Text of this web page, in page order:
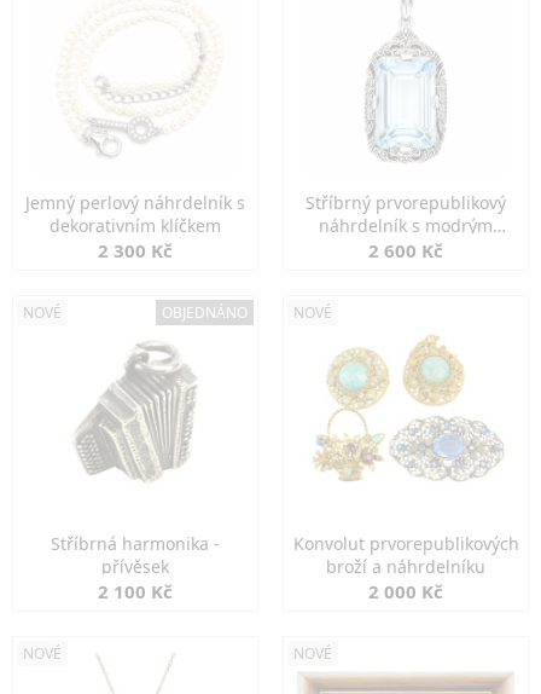
Jemný perlový náhrdelník s
dekorativním klíčkem
2 300 Kč
Stříbrný prvorepublikový
náhrdelník s modrým
spinelem
2 600 Kč
NOVÉ OBJEDNÁNO
Stříbrná harmonika -
přívěsek
2 100 Kč
NOVÉ
Konvolut prvorepublikových
broží a náhrdelníku
2 000 Kč
NOVÉ NOVÉ